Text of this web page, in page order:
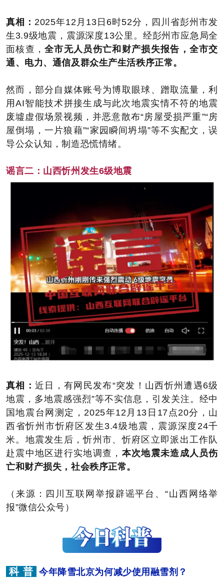
真相： 2025年12月13日6时52分，四川省彭州市发
生3.9级地震，震源深度13公里。经彭州市应急局全
面核查，全市无人员伤亡和财产损失报告，全市交
通、电力、通信及群众生产生活秩序正常。
然而，部分自媒体账号为博取眼球、蹭取流量，利
用AI智能技术拼接生成与此次地震实情不符的地震
废墟虚假场景视频，并恶意散布“房屋受损严重”“房
屋倒塌，一片狼藉”“家园瞬间坍塌”等不实配文，误
导公众认知，制造恐慌情绪。
谣言二： 山西忻州发生6级地震
真相： 近日，有网民发布“突发！山西忻州遭遇6级
地震，多地震感强烈”等不实信息，引发关注。经中
国地震台网测定，2025年12月13日17点20分，山
西省忻州市忻府区发生3.4级地震，震源深度24千
米。地震发生后，忻州市、忻府区立即派出工作队
赴震中地区进行实地调查， 本次地震未造成人员伤
亡和财产损失，社会秩序正常。
（来源：四川互联网举报辟谣平台、“山西网络举
报”微信公众号）
科 普 今年降雪北京为何减少使用融雪剂？